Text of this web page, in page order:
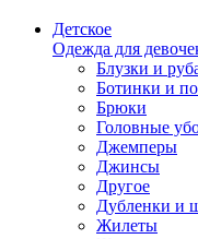
Детское
Одежда для
Блузки и
Ботинки и
Брюки
Головные
Джемперы
Джинсы
Другое
Дубленки и
Жилеты